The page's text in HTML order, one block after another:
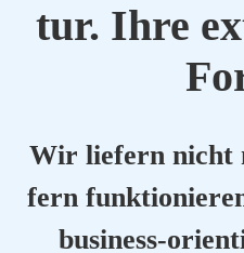
tur. Ihre
Wir lie­fern nicht
fern
busi­ness-